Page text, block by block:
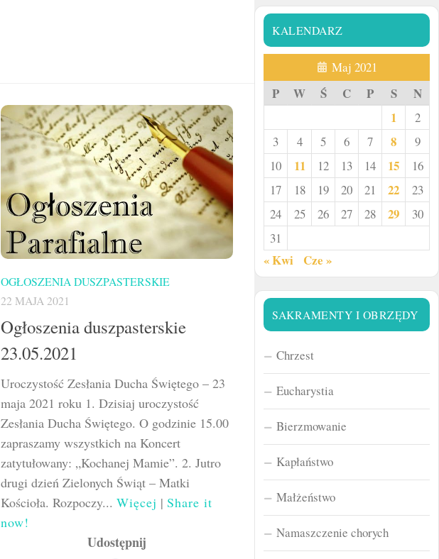
OGŁOSZENIA DUSZPASTERSKIE
22 MAJA 2021
Ogłoszenia duszpasterskie
23.05.2021
Uroczystość Zesłania Ducha Świętego – 23
maja 2021 roku 1. Dzisiaj uroczystość
Zesłania Ducha Świętego. O godzinie 15.00
zapraszamy wszystkich na Koncert
zatytułowany: „Kochanej Mamie”. 2. Jutro
drugi dzień Zielonych Świąt – Matki
Kościoła. Rozpoczy... Więcej | Share it
now!
Udostępnij
KALENDARZ
Maj 2021
P W Ś C P S
N
1
2
3
4 5 6 7 8
9
10
11 12 13 14 15
16
17
18 19 20 21 22
23
24
25 26 27 28 29
30
31
« Kwi Cze »
SAKRAMENTY I OBRZĘDY
Chrzest
Eucharystia
Bierzmowanie
Kapłaństwo
Małżeństwo
Namaszczenie chorych